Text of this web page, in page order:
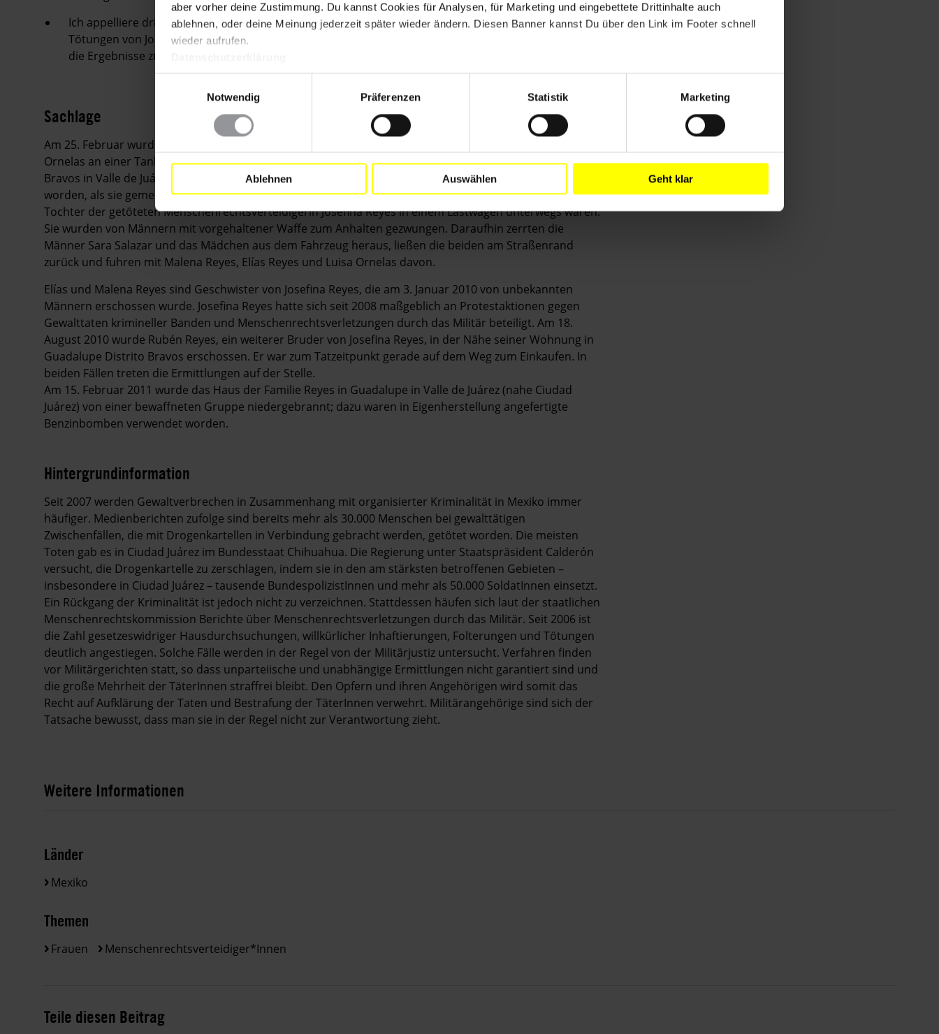
aber vorher deine Zustimmung. Du kannst Cookies für Analysen, für Marketing und eingebettete Drittinhalte auch
ablehnen, oder deine Meinung jederzeit später wieder ändern. Diesen Banner kannst Du über den Link im Footer schnell
wieder aufrufen.
Notwendig
Präferenzen Statistik Marketing
Ablehnen Auswählen Geht klar
Ich appelliere dringend an Sie, unverzüglich eine umfassende und unparteiische Untersuchung der
Tötungen von Josefina Reyes, Rubén Reyes, Malena Reyes, Elías Reyes und Luisa Ornelas einzuleiten,
die Ergebnisse zu veröffentlichen und die Verantwortlichen vor Gericht zu stellen.
Sachlage
Am 25. Februar wurden die leblosen Körper von Malena Reyes, Elías Reyes und seiner Ehefrau Luisa
Ornelas an einer Tankstelle der im Bundesstaat Chihuahua gelegenen Gemeinde Guadalupe Distrito
Bravos in Valle de Juárez im Osten von Ciudad Juárez gefunden. Alle drei waren am 7. Februar entführt
worden, als sie gemeinsam mit Sara Salazar - der Mutter von Malena und Elías Reyes - und der jungen
Tochter der getöteten Menschenrechtsverteidigerin Josefina Reyes in einem Lastwagen unterwegs waren.
Sie wurden von Männern mit vorgehaltener Waffe zum Anhalten gezwungen. Daraufhin zerrten die
Männer Sara Salazar und das Mädchen aus dem Fahrzeug heraus, ließen die beiden am Straßenrand
zurück und fuhren mit Malena Reyes, Elías Reyes und Luisa Ornelas davon.
Elías und Malena Reyes sind Geschwister von Josefina Reyes, die am 3. Januar 2010 von unbekannten
Männern erschossen wurde. Josefina Reyes hatte sich seit 2008 maßgeblich an Protestaktionen gegen
Gewalttaten krimineller Banden und Menschenrechtsverletzungen durch das Militär beteiligt. Am 18.
August 2010 wurde Rubén Reyes, ein weiterer Bruder von Josefina Reyes, in der Nähe seiner Wohnung in
Guadalupe Distrito Bravos erschossen. Er war zum Tatzeitpunkt gerade auf dem Weg zum Einkaufen. In
beiden Fällen treten die Ermittlungen auf der Stelle.
Am 15. Februar 2011 wurde das Haus der Familie Reyes in Guadalupe in Valle de Juárez (nahe Ciudad
Juárez) von einer bewaffneten Gruppe niedergebrannt; dazu waren in Eigenherstellung angefertigte
Benzinbomben verwendet worden.
Hintergrundinformation
Hintergrund
Seit 2007 werden Gewaltverbrechen in Zusammenhang mit organisierter Kriminalität in Mexiko immer
häufiger. Medienberichten zufolge sind bereits mehr als 30.000 Menschen bei gewalttätigen
Zwischenfällen, die mit Drogenkartellen in Verbindung gebracht werden, getötet worden. Die meisten
Toten gab es in Ciudad Juárez im Bundesstaat Chihuahua. Die Regierung unter Staatspräsident Calderón
versucht, die Drogenkartelle zu zerschlagen, indem sie in den am stärksten betroffenen Gebieten –
insbesondere in Ciudad Juárez – tausende BundespolizistInnen und mehr als 50.000 SoldatInnen einsetzt.
Ein Rückgang der Kriminalität ist jedoch nicht zu verzeichnen. Stattdessen häufen sich laut der staatlichen
Menschenrechtskommission Berichte über Menschenrechtsverletzungen durch das Militär. Seit 2006 ist
die Zahl gesetzeswidriger Hausdurchsuchungen, willkürlicher Inhaftierungen, Folterungen und Tötungen
deutlich angestiegen. Solche Fälle werden in der Regel von der Militärjustiz untersucht. Verfahren finden
vor Militärgerichten statt, so dass unparteiische und unabhängige Ermittlungen nicht garantiert sind und
die große Mehrheit der TäterInnen straffrei bleibt. Den Opfern und ihren Angehörigen wird somit das
Recht auf Aufklärung der Taten und Bestrafung der TäterInnen verwehrt. Militärangehörige sind sich der
Tatsache bewusst, dass man sie in der Regel nicht zur Verantwortung zieht.
Weitere Informationen
Länder
Mexiko
Themen
Frauen Menschenrechtsverteidiger*innen
Teile diesen Beitrag